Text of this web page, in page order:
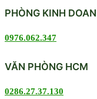
PHÒNG KINH
0976.062.347
VĂN PHÒNG HCM
0286.27.37.130